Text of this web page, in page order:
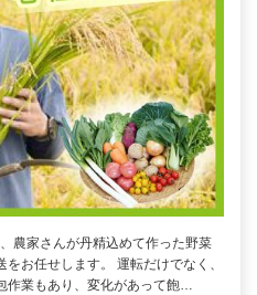
農家さんが丹精込めて作った野菜
お任せします。 運転だけでなく、
作業もあり、変化があって飽…